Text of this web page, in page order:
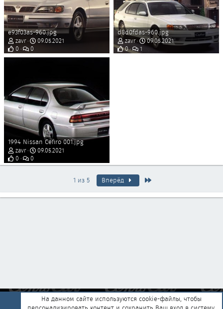
e93f03as-960.jpg
zavr
09.05.2021
0
0
d8d0fdas-960.jpg
zavr
09.05.2021
0
1
1994 Nissan Cefiro 001.jpg
zavr
09.05.2021
0
0
1 из 5 Вперёд
На данном сайте используются cookie-файлы, чтобы